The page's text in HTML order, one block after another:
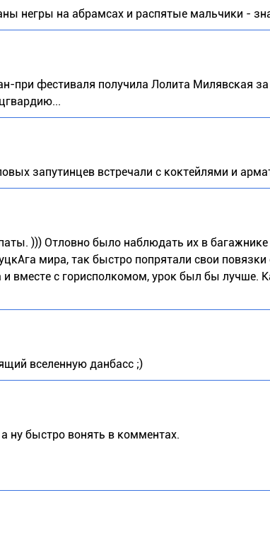
негры на абрамсах и распятые мальчики -
при фестиваля получила Лолита Милявская
запутинцев встречали с коктейлями и
))) Отловно было наблюдать их в
мира, так быстро попрятали свои
и вместе с горисполкомом, урок был бы
вселенную данбасс ;)
ну быстро вонять в комментах.